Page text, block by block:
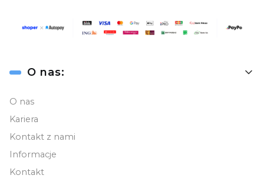
Linki w stopce
O nas:
O nas
Kariera
Kontakt z nami
Informacje
Kontakt